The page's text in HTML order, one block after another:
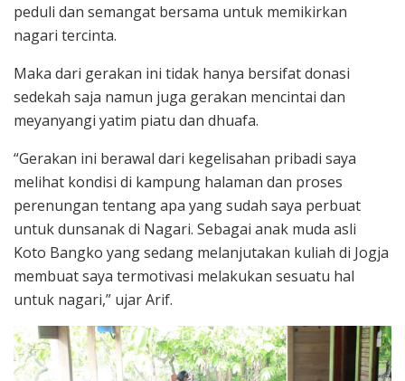
peduli dan semangat bersama untuk memikirkan
nagari tercinta.
Maka dari gerakan ini tidak hanya bersifat donasi
sedekah saja namun juga gerakan mencintai dan
meyanyangi yatim piatu dan dhuafa.
“Gerakan ini berawal dari kegelisahan pribadi saya
melihat kondisi di kampung halaman dan proses
perenungan tentang apa yang sudah saya perbuat
untuk dunsanak di Nagari. Sebagai anak muda asli
Koto Bangko yang sedang melanjutakan kuliah di Jogja
membuat saya termotivasi melakukan sesuatu hal
untuk nagari,” ujar Arif.